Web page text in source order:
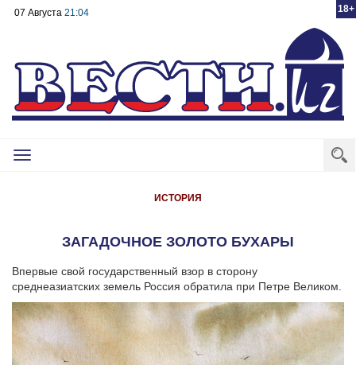
18+
07 Августа 21:04
Toggle
ИСТОРИЯ
ЗАГАДОЧНОЕ ЗОЛОТО БУХАРЫ
Впервые свой государственный взор в сторону
среднеазиатских земель Россия обратила при Петре Великом.